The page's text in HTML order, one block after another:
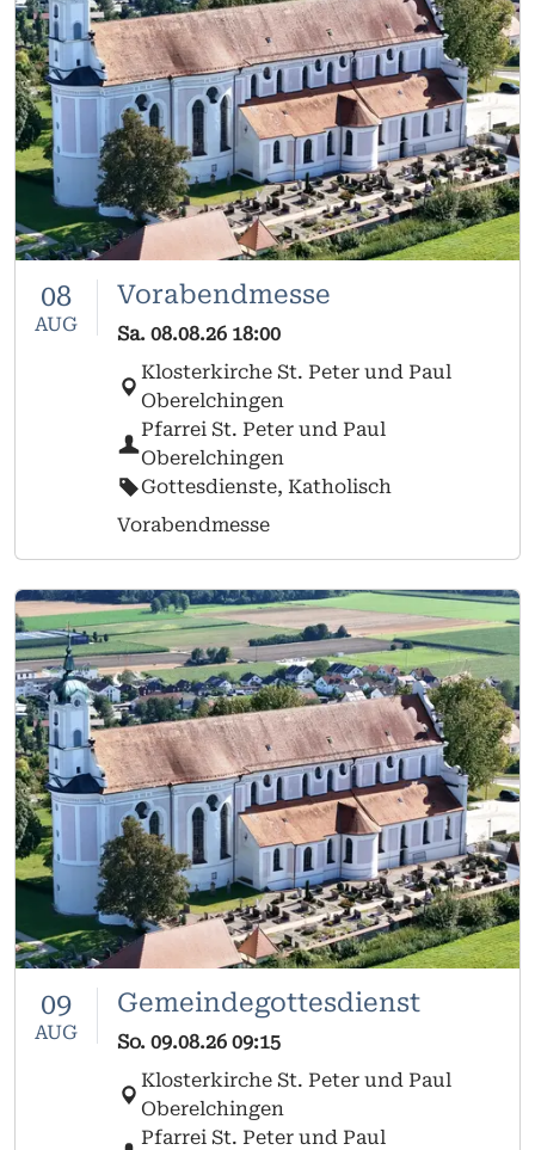
08
AUG
Vorabendmesse
Sa. 08.08.26 18:00
Klosterkirche St. Peter und Paul
Oberelchingen
Pfarrei St. Peter und Paul
Oberelchingen
Gottesdienste, Katholisch
Vorabendmesse
09
AUG
Gemeindegottesdienst
So. 09.08.26 09:15
Klosterkirche St. Peter und Paul
Oberelchingen
Pfarrei St. Peter und Paul